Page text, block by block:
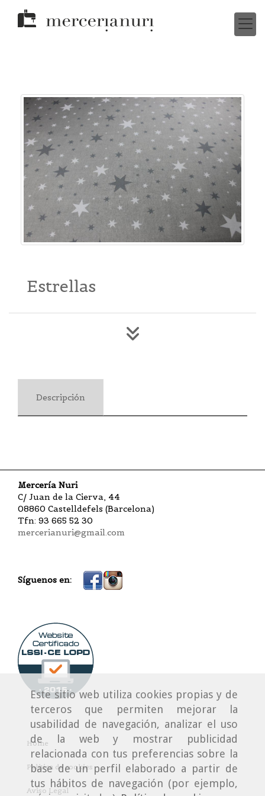
Este sitio web utiliza cookies propias y de
terceros que permiten mejorar la
usabilidad de navegación, analizar el uso
de la web y mostrar publicidad
relacionada con tus preferencias sobre la
base de un perfil elaborado a partir de
tus hábitos de navegación (por ejemplo,
Estrellas
Descripción
Mercería Nuri
C/ Juan de la Cierva, 44
08860 Castelldefels (Barcelona)
Tfn: 93 665 52 30
mercerianuri@gmail.com
Síguenos en:
Home
Política de cookies
Aviso Legal